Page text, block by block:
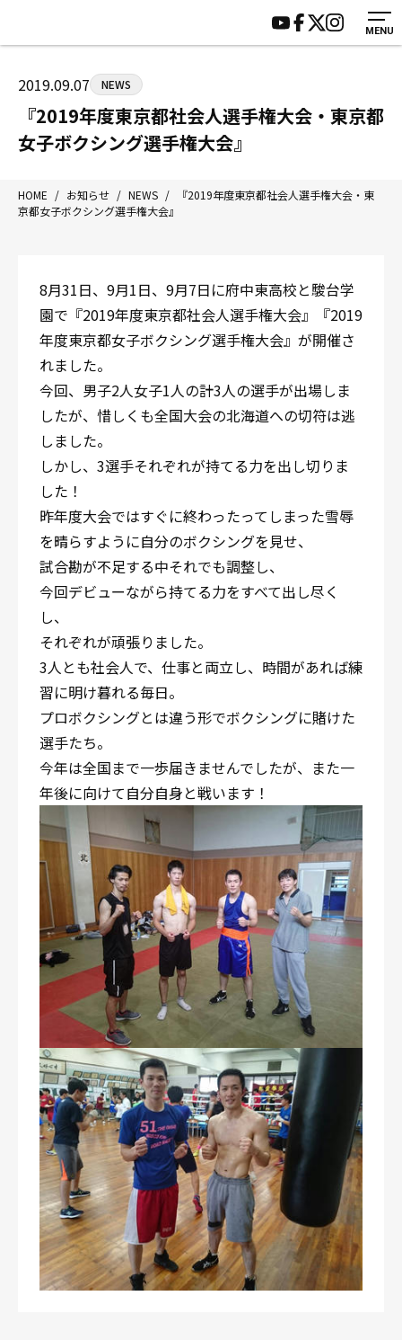
MENU
〒192-0072 東京都八王子市南町3-8 第2原嶋ビル1F
Tel/Fax：042-622-7222
HOME
ジムについて
トレーニング
アマ・スパー各大会・キッズ
入会案内
見学・1日体験
施設紹介
会員様の声
よくあるご質問
サポーター募集
2019.09.07 NEWS
『2019年度東京都社会人選手権大会・東京都
女子ボクシング選手権大会』
HOME / お知らせ / NEWS /
『2019年度東京都社会人選手権大会・東
京都女子ボクシング選手権大会』
8月31日、9月1日、9月7日に府中東高校と駿台学
園で『2019年度東京都社会人選手権大会』『2019
年度東京都女子ボクシング選手権大会』が開催さ
れました。
今回、男子2人女子1人の計3人の選手が出場しま
したが、惜しくも全国大会の北海道への切符は逃
しました。
しかし、3選手それぞれが持てる力を出し切りま
した！
昨年度大会ではすぐに終わったってしまった雪辱
を晴らすように自分のボクシングを見せ、
試合勘が不足する中それでも調整し、
今回デビューながら持てる力をすべて出し尽く
し、
それぞれが頑張りました。
3人とも社会人で、仕事と両立し、時間があれば練
習に明け暮れる毎日。
プロボクシングとは違う形でボクシングに賭けた
選手たち。
今年は全国まで一歩届きませんでしたが、また一
年後に向けて自分自身と戦います！